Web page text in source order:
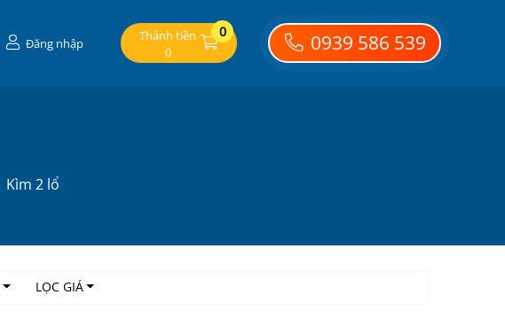
Đăng nhập
Thành tiền
0
0 0939 586 539
Kìm 2 lổ
LỌC GIÁ